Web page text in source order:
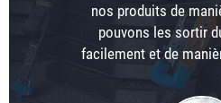
nos produits de
pouvons les sortir
facilement et de